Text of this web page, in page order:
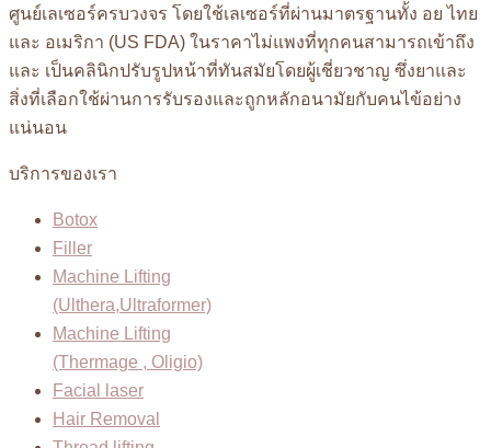
ศูนย์เลเซอร์ครบวงจร โดยใช้เลเซอร์ที่ผ่านมาตรฐานทั้ง อย ไทย
และ อเมริกา (US FDA) ในราคาไม่แพงที่ทุกคนสามารถเข้าถึง
และ เป็นคลินิกปรับรูปหน้าที่ทันสมัยโดยผู้เชี่ยวชาญ ซึ่งยาและ
สิ่งที่เลือกใช้ผ่านการรับรองและถูกหลักอนามัยกับคนไข้อย่าง
แน่นอน
บริการของเรา
Botox
Filler
Machine Lifting
(Ulthera,Ultraformer)
Machine Lifting
(Thermage , Oligio)
Facial laser
Hair Removal